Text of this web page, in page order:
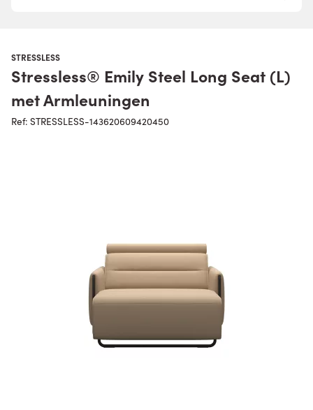
STRESSLESS
Stressless® Emily Steel Long Seat (L)
met Armleuningen
Ref: STRESSLESS-143620609420450